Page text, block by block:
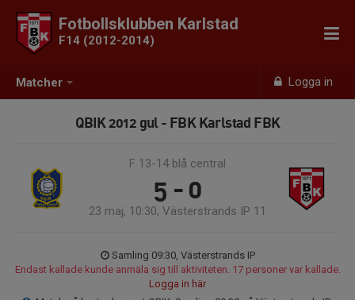
Matcher Logga in
Fotbollsklubben Karlstad
F14 (2012-2014)
QBIK 2012 gul - FBK Karlstad FBK
F 13-14 blå central
5 - 0
23 maj, 10:30, Västerstrands IP 11
Samling 09:30, Västerstrands IP
Endast kallade kunde anmäla sig till aktiviteten. 17 personer var kallade.
Logga in här